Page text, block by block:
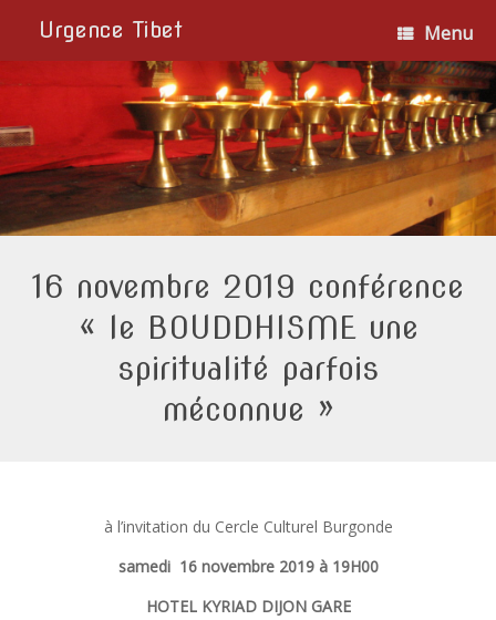
Urgence Tibet Menu
16 novembre 2019 conférence
« le BOUDDHISME une
spiritualité parfois
méconnue »
à l’invitation du Cercle Culturel Burgonde
samedi 16 novembre 2019 à 19H00
HOTEL KYRIAD DIJON GARE